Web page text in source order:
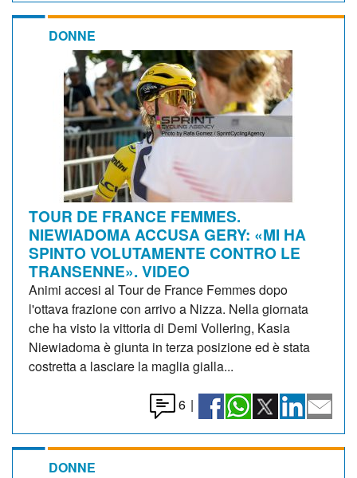
DONNE
TOUR DE FRANCE FEMMES.
NIEWIADOMA ACCUSA GERY: «MI HA
SPINTO VOLUTAMENTE CONTRO LE
TRANSENNE». VIDEO
Animi accesi al Tour de France Femmes dopo
l'ottava frazione con arrivo a Nizza. Nella giornata
che ha visto la vittoria di Demi Vollering, Kasia
Niewiadoma è giunta in terza posizione ed è stata
costretta a lasciare la maglia gialla...
6 |
DONNE